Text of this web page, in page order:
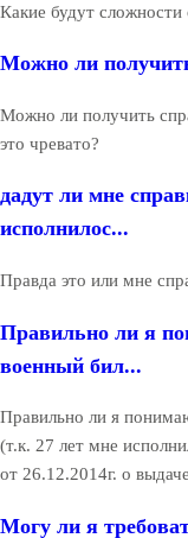
Какие будут сложности
Можно ли
Можно ли получить
это чревато?
дадут ли мне
исполнилос...
Правда это или мне
Правильно ли я
военный бил...
Правильно ли я
(т.к. 27 лет мне
от 26.12.2014г. о
Могу ли я